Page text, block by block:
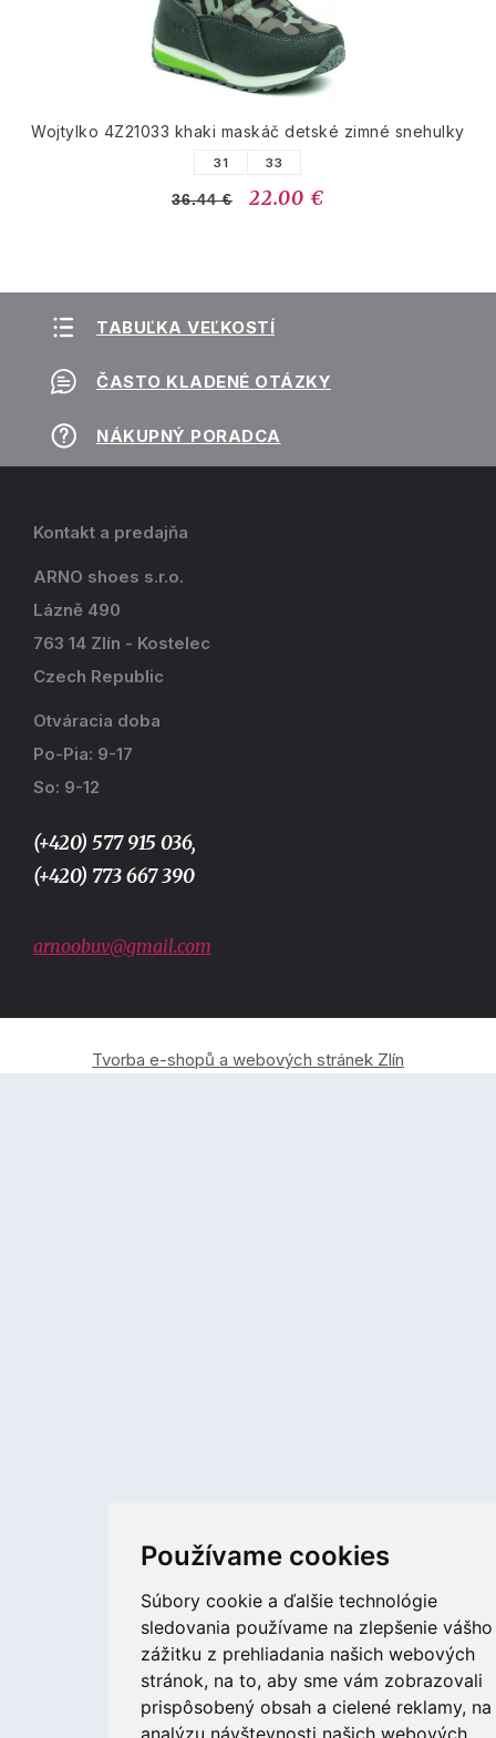
Používame cookies
Súbory cookie a ďalšie technológie
sledovania používame na zlepšenie vášho
zážitku z prehliadania našich webových
stránok, na to, aby sme vám zobrazovali
prispôsobený obsah a cielené reklamy, na
analýzu návštevnosti našich webových
Wojtylko 4Z21033 khaki maskáč detské zimné snehulky
31 33
36.44 € 22.00 €
TABUĽKA VEĽKOSTÍ
ČASTO KLADENÉ OTÁZKY
NÁKUPNÝ PORADCA
Kontakt a predajňa
ARNO shoes s.r.o.
Lázně 490
763 14 Zlín - Kostelec
Czech Republic
Otváracia doba
Po-Pia: 9-17
So: 9-12
(+420) 577 915 036,
(+420) 773 667 390
arnoobuv@gmail.com
Tvorba e-shopů a webových stránek Zlín